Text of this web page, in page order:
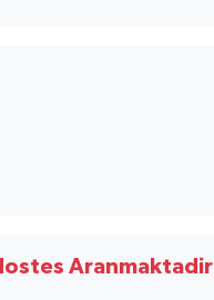
Aranmaktadir